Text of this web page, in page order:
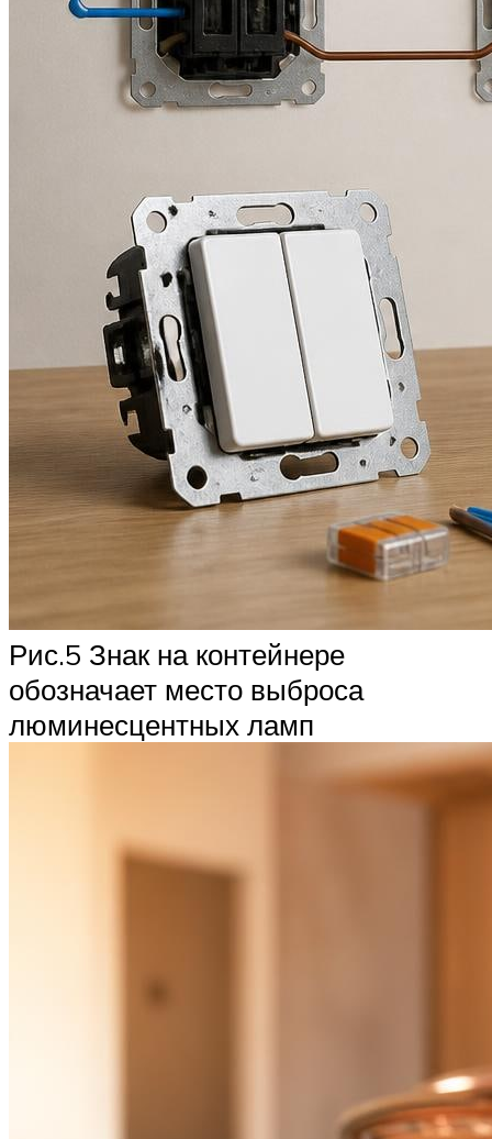
Рис.5 Знак на контейнере
обозначает место выброса
люминесцентных ламп